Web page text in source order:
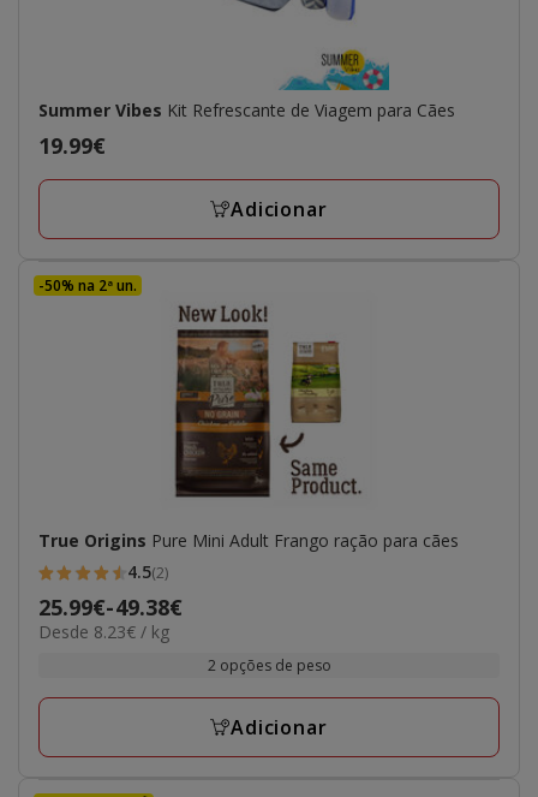
Summer Vibes Kit Refrescante de Viagem para Cães
Preço
19.99€
19.99€
Adicionar
-50% na 2ª un.
True Origins Pure Mini Adult Frango ração para cães
4.5
estrelas
com
avaliações
4.5(2)
Preço
de
a
25.99€-49.38€
8.23€
Desde 8.23€ / kg
2 opções de peso
Adicionar